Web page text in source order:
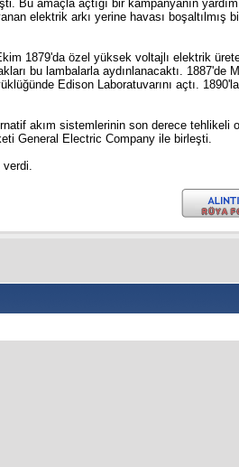
Bu amaçla açtığı bir kampanyanın
elektrik arkı yerine havası boşaltılmış
1879'da özel yüksek voltajlı elektrik
bu lambalarla aydınlanacaktı. 1887'de
Edison Laboratuvarını açtı.
akım sistemlerinin son derece tehlikeli
General Electric Company ile birleşti.